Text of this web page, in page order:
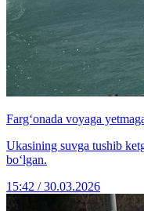
Farg‘onada voyaga
Ukasining suvga tushib
bo‘lgan.
15:42 / 30.03.2026